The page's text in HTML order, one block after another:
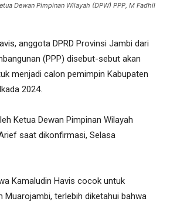
Dewan Pimpinan Wilayah (DPW) PPP, M Fadhil
anggota DPRD Provinsi Jambi dari
(PPP) disebut-sebut akan
menjadi calon pemimpin Kabupaten
2024.
Ketua Dewan Pimpinan Wilayah
saat dikonfirmasi, Selasa
Kamaludin Havis cocok untuk
Muarojambi, terlebih diketahui bahwa